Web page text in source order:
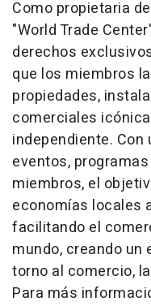
Como propietaria
"World Trade
derechos
que los miembros
propiedades,
comerciales
independiente.
eventos,
miembros, el
economías locales
facilitando el
mundo, creando
torno al comercio,
Para más